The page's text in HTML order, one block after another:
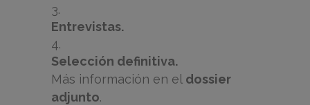
Entrevistas.
Selección definitiva.
Más información en el dossier
adjunto.